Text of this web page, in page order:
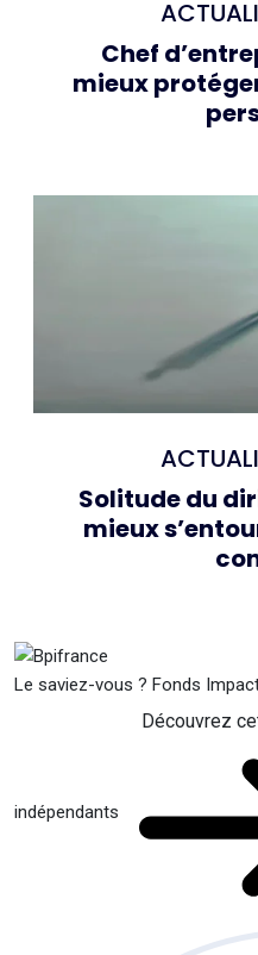
Chef
mieux
Solitude du
mieux
Le saviez-vous ? Fonds
indépendants
Découvrez